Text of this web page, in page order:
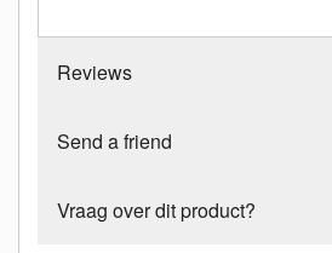
Reviews
Send a friend
Vraag over dit product?